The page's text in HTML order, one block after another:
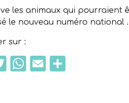
les animaux qui pourraient
le nouveau numéro national .
sur :
Twitter
WhatsApp
Email